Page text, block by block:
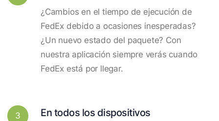
¿Cambios en el tiempo de ejecución de
FedEx debido a ocasiones inesperadas?
¿Un nuevo estado del paquete? Con
nuestra aplicación siempre verás cuando
FedEx está por llegar.
3 En todos los dispositivos